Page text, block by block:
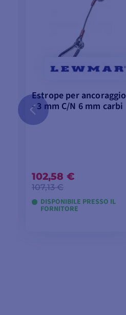
Estrope per ancoraggio
- 3 mm C/N 6 mm carbi
102,58 €
107,13 €
DISPONIBILE PRESSO IL
FORNITORE